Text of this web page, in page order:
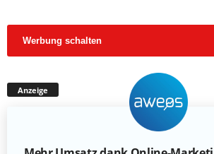
Werbung schalten
Anzeige